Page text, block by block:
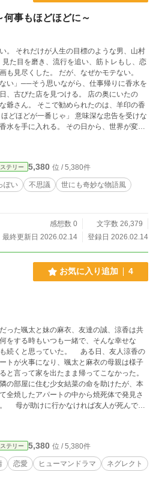
何事もほどほどに～
。 それだけが人生の目標のような男、山村
も見尽くした。 だが、なぜかモテない。
ない」──そう思いながら、仕事帰りに香水を
た店を見つける。 店の奥にいたの
爺さん。 そこで勧められたのは、羊印の香
れる。 その日から、世界が変わ
ど、女性が寄ってくる。 笑顔、視線、ボデ
したことのない熱量。 だが、欲望は
。 もっと、もっと、と重ねるうちに、真司
ら“消耗される側”へと変わっていく。 モテ
幸せなのか。 欲望は、どこまでがご褒美
が消える頃、真司が知
るは猶及ばざるが如し」という、古くて
テリー 5,380 位 / 5,380件
ぽい 不思議
世にも奇妙な物語風
感想数 0
文字数 26,379
最終更新日 2026.02.14
登録日 2026.02.14
お気に入り追加 4
った颯太と妹の麻衣、友達の誠、涼香は共
をする時もいつも一緒で、そんな幸せな
っていた。 ある日、友人涼香の
トが火事になり、颯太と麻衣の母親は様子
と言って家を出たまま帰ってこなかった。
の部屋に住む少女結菜の命を助けたが、本
全焼したアパートの中から焼死体で発見さ
い
ら、何が正しかったのかと悩み苦しむ颯太
まった涼香はしばらくして病院で目覚める
いで彼等の母を殺してしまったとショック
パートの火事は何故起こったのか？
テリー 5,380 位 / 5,380件
恋愛 ヒューマンドラマ
ネグレクト